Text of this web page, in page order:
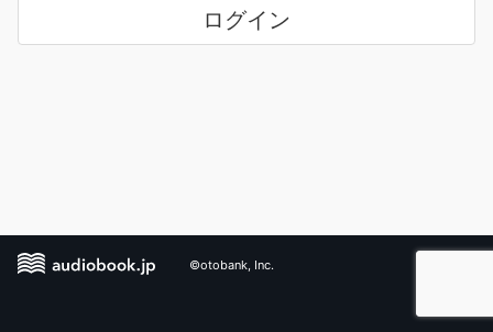
ログイン
©otobank, Inc.